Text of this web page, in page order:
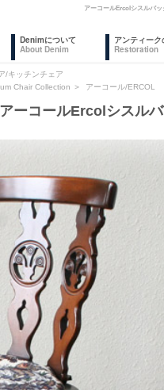
アーコールErcolシスルバ
Denimについて
About Denim
アンティーク
Restoration
/キッチンチェア
Chair Collection ＞ アーコール/ERCOL
ーコールErcolシスル